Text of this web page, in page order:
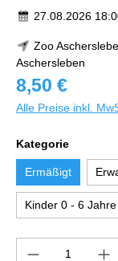
27.08.2026
Zoo
Aschersleben
8,50 €
Alle Preise inkl.
Kategorie
Ermäßigt
Kinder 0 - 6 Jahre